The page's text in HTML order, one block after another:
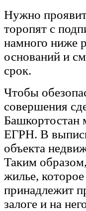
Нужно
торопят с
намного ниже
оснований и
срок.
Чтобы
совершения
Башкортостан
ЕГРН. В
объекта
Таким
жилье,
принадлежит
залоге и на